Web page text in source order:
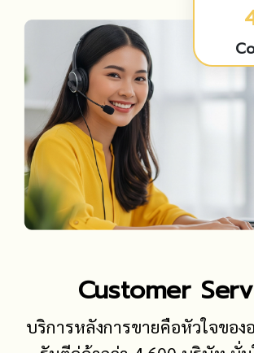
Customer
บริการหลังการขายคือหัวใจของ